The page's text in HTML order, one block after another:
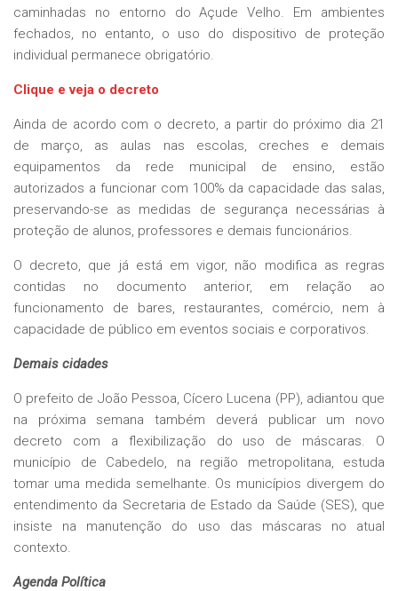
caminhadas no entorno do Açude Velho. Em ambientes
fechados, no entanto, o uso do dispositivo de proteção
individual permanece obrigatório.
Clique e veja o decreto
Ainda de acordo com o decreto, a partir do próximo dia 21
de março, as aulas nas escolas, creches e demais
equipamentos da rede municipal de ensino, estão
autorizados a funcionar com 100% da capacidade das salas,
preservando-se as medidas de segurança necessárias à
proteção de alunos, professores e demais funcionários.
O decreto, que já está em vigor, não modifica as regras
contidas no documento anterior, em relação ao
funcionamento de bares, restaurantes, comércio, nem à
capacidade de público em eventos sociais e corporativos.
Demais cidades
O prefeito de João Pessoa, Cícero Lucena (PP), adiantou que
na próxima semana também deverá publicar um novo
decreto com a flexibilização do uso de máscaras. O
município de Cabedelo, na região metropolitana, estuda
tomar uma medida semelhante. Os municípios divergem do
entendimento da Secretaria de Estado da Saúde (SES), que
insiste na manutenção do uso das máscaras no atual
contexto.
Agenda Política